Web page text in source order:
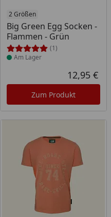
Preis
2 Größen
Big Green Egg Socken -
Flammen - Grün
(1)
Produkt am Lager
Am Lager
12,95 €
Zum Produkt